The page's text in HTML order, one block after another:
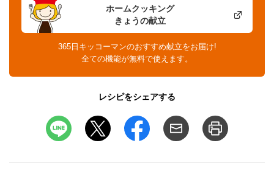
ホームクッキング
きょうの献立
365日キッコーマンのおすすめ献立をお届け!
全ての機能が無料で使えます。
レシピをシェアする